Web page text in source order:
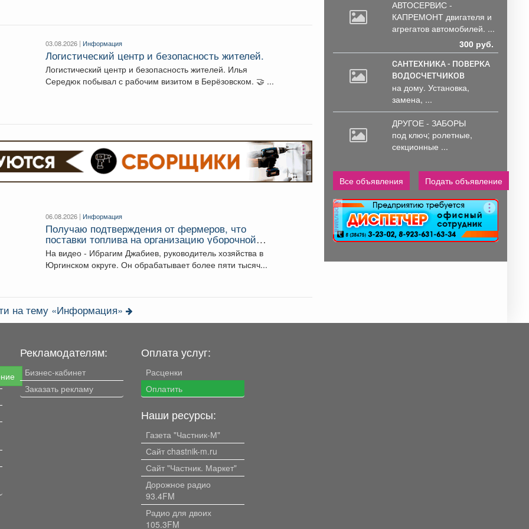
03.08.2026 | Информация
Логистический центр и безопасность жителей.
Логистический центр и безопасность жителей. Илья
Середюк побывал с рабочим визитом в Берёзовском. 🤝 ...
06.08.2026 | Информация
Получаю подтверждения от фермеров, что
поставки топлива на организацию уборочной
кампании уже начались.
На видео - Ибрагим Джабиев, руководитель хозяйства в
Юргинском округе. Он обрабатывает более пяти тысяч...
на тему «Информация»
АВТОСЕРВИС -
КАПРЕМОНТ двигателя и
агрегатов автомобилей. ...
300 руб.
САНТЕХНИКА - ПОВЕРКА
ВОДОСЧЕТЧИКОВ
на дому. Установка,
замена, ...
ДРУГОЕ - ЗАБОРЫ
под ключ; ролетные,
секционные ...
Все объявления Подать объявление
реклама
Рекламодателям:
Бизнес-кабинет
Заказать рекламу
Оплата услуг:
Расценки
Оплатить
Наши ресурсы:
Газета "Частник-М"
Сайт chastnik-m.ru
Сайт "Частник. Маркет"
Дорожное радио
93.4FM
Радио для двоих
105.3FM